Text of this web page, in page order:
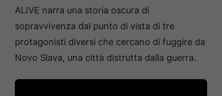
ALIVE narra una storia oscura di
sopravvivenza dal punto di vista di tre
protagonisti diversi che cercano di fuggire da
Novo Slava, una città distrutta dalla guerra.